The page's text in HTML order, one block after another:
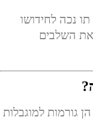
נכה לחידושו
את השלבים
גורמות למוגבלות